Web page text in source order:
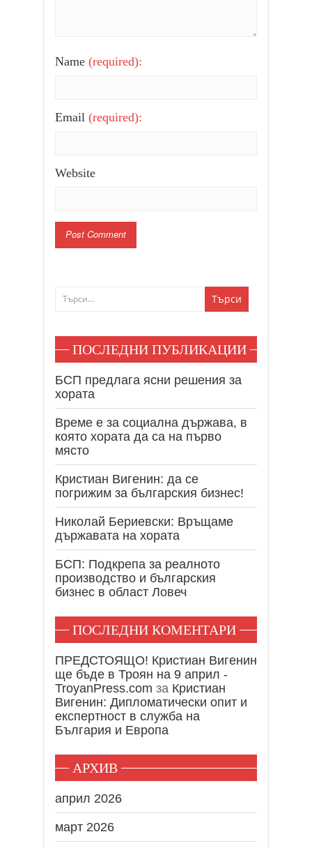
Name (required):
Email (required):
Website
ПОСЛЕДНИ ПУБЛИКАЦИИ
БСП предлага ясни решения за
хората
Време е за социална държава, в
която хората да са на първо
място
Кристиан Вигенин: да се
погрижим за българския бизнес!
Николай Бериевски: Връщаме
държавата на хората
БСП: Подкрепа за реалното
производство и българския
бизнес в област Ловеч
ПОСЛЕДНИ КОМЕНТАРИ
ПРЕДСТОЯЩО! Кристиан Вигенин
ще бъде в Троян на 9 април -
TroyanPress.com за Кристиан
Вигенин: Дипломатически опит и
експертност в служба на
България и Европа
АРХИВ
април 2026
март 2026